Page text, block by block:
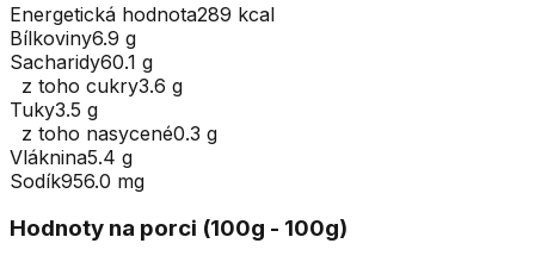
Energetická hodnota289 kcal
Bílkoviny6.9 g
Sacharidy60.1 g
z toho cukry3.6 g
Tuky3.5 g
z toho nasycené0.3 g
Vláknina5.4 g
Sodík956.0 mg
Hodnoty na porci (100g - 100g)